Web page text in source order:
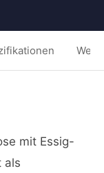
mit Essig-
als